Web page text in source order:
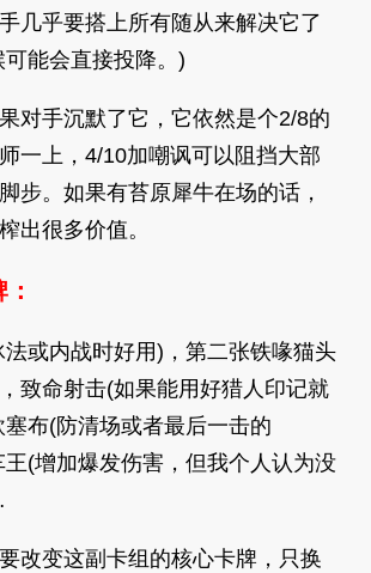
几乎要搭上所有随从来解决它了
能会直接投降。)
手沉默了它，它依然是个2/8的
一上，4/10加嘲讽可以阻挡大部
步。如果有苔原犀牛在场的话，
出很多价值。
内战时好用)，第二张铁喙猫头
致命射击(如果能用好猎人印记就
布(防清场或者最后一击的
(增加爆发伤害，但我个人认为没
变这副卡组的核心卡牌，只换